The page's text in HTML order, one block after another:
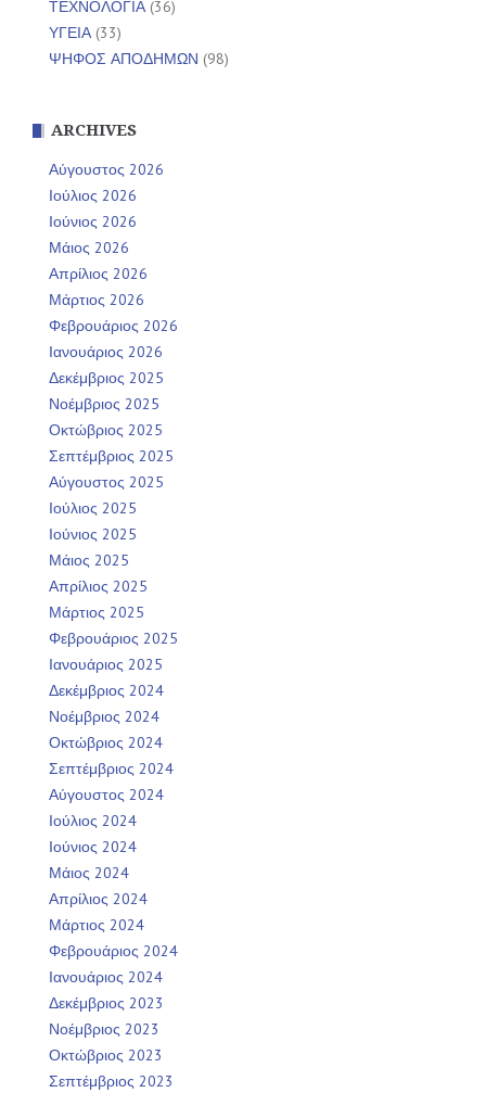
ΤΕΧΝΟΛΟΓΙΑ(36)
ΥΓΕΙΑ(33)
ΨΗΦΟΣ ΑΠΟΔΗΜΩΝ (98)
ARCHIVES
Αύγουστος 2026
Ιούλιος 2026
Ιούνιος 2026
Μάιος 2026
Απρίλιος 2026
Μάρτιος 2026
Φεβρουάριος 2026
Ιανουάριος 2026
Δεκέμβριος 2025
Νοέμβριος 2025
Οκτώβριος 2025
Σεπτέμβριος 2025
Αύγουστος 2025
Ιούλιος 2025
Ιούνιος 2025
Μάιος 2025
Απρίλιος 2025
Μάρτιος 2025
Φεβρουάριος 2025
Ιανουάριος 2025
Δεκέμβριος 2024
Νοέμβριος 2024
Οκτώβριος 2024
Σεπτέμβριος 2024
Αύγουστος 2024
Ιούλιος 2024
Ιούνιος 2024
Μάιος 2024
Απρίλιος 2024
Μάρτιος 2024
Φεβρουάριος 2024
Ιανουάριος 2024
Δεκέμβριος 2023
Νοέμβριος 2023
Οκτώβριος 2023
Σεπτέμβριος 2023